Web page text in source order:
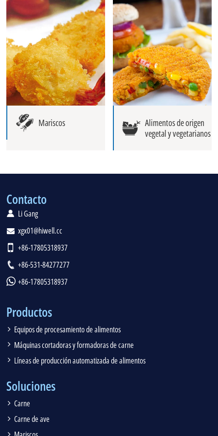
Mariscos
Alimentos de origen
vegetal y vegetarianos
Contacto
Li Gang
xgx01@hiwell.cc
+86-17805318937
+86-531-84277277
+86-17805318937
Productos
Equipos de procesamiento de alimentos
Máquinas cortadoras y formadoras de carne
Líneas de producción automatizada de alimentos
Soluciones
Carne
Carne de ave